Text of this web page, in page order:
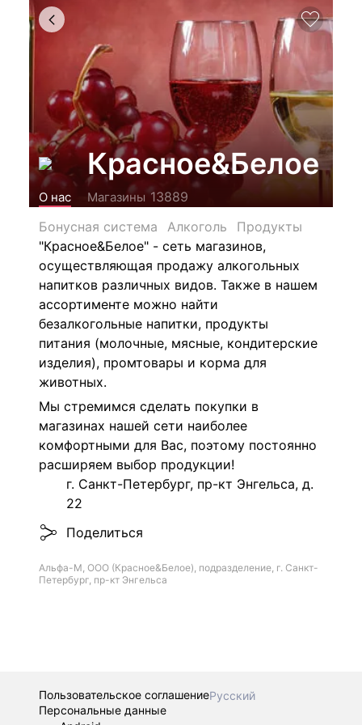
Красное&Белое
О нас Магазины 13889
Бонусная система
Алкоголь
Продукты
"Красное&Белое" - сеть магазинов,
осуществляющая продажу алкогольных
напитков различных видов. Также в нашем
ассортименте можно найти
безалкогольные напитки, продукты
питания (молочные, мясные, кондитерские
изделия), промтовары и корма для
животных.
Мы стремимся сделать покупки в
магазинах нашей сети наиболее
комфортными для Вас, поэтому постоянно
расширяем выбор продукции!
г. Санкт-Петербург, пр-кт Энгельса, д.
22
Поделиться
Альфа-М, ООО (Красное&Белое), подразделение, г. Санкт-
Петербург, пр-кт Энгельса
Пользовательское соглашениеРусский
Персональные данные